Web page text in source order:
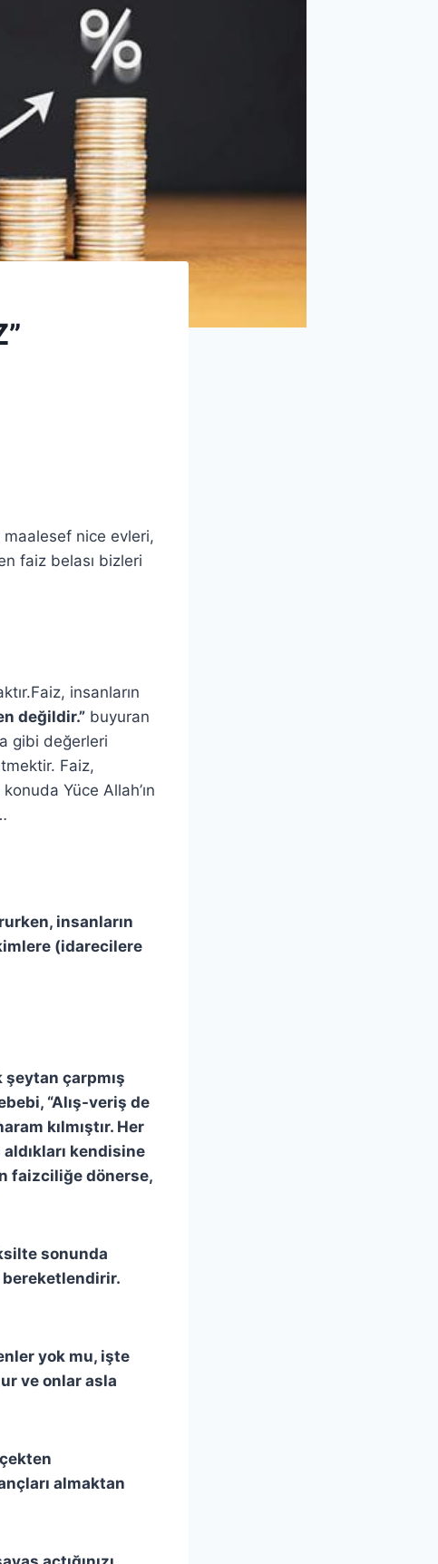
maalesef nice evleri,
faiz belası bizleri
insanların
değildir.” buyuran
gibi değerleri
Faiz,
Yüce Allah’ın
insanların
(idarecilere
çarpmış
“Alış-veriş de
kılmıştır. Her
kendisine
faizciliğe dönerse,
sonunda
bereketlendirir.
yok mu, işte
ve onlar asla
almaktan